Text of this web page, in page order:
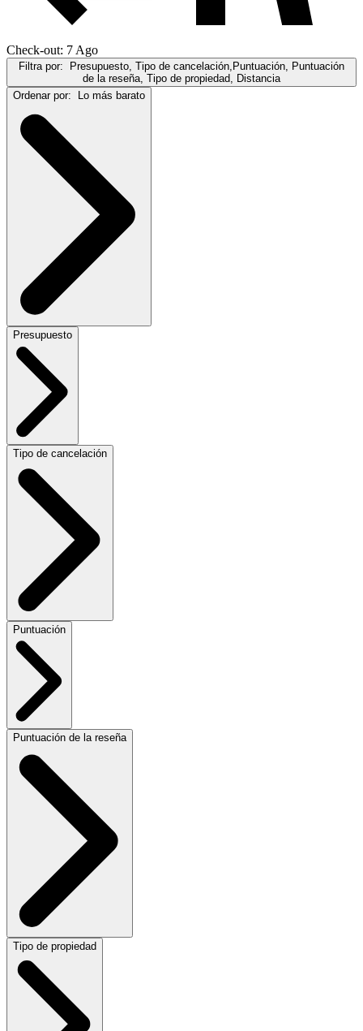
Check-out: 7 Ago
Filtra por: Presupuesto, Tipo de cancelación,Puntuación, Puntuación
de la reseña, Tipo de propiedad, Distancia
Ordenar por: Lo más barato
Presupuesto
Tipo de cancelación
Puntuación
Puntuación de la reseña
Tipo de propiedad